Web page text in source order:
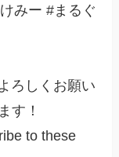
みー #まるぐ
ろしくお願い
す！
to these